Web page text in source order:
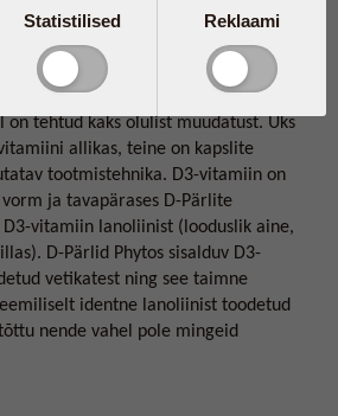
D3-vitamiin.
on tehtud kaks olulist muudatust. Üks
allikas, teine on kapslite
tootmistehnika. D3-vitamiin on
ja tavapärases D-Pärlite
D3-vitamiin lanoliinist (looduslik aine,
D-Pärlid Phytos sisalduv D3-
vetikatest ning see taimne
identne lanoliinist toodetud
nende vahel pole mingeid
Statistilised Reklaami